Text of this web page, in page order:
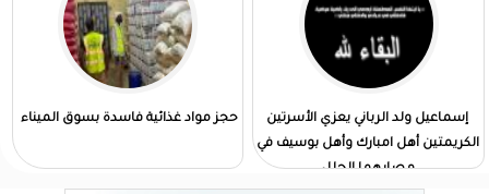
إسماعيل ولد الرباني يعزي الأسرتين
الكريمتين أهل امبارك وأهل بوسيف في
مصابهما الجلل
حجز مواد غذائية فاسدة بسوق الميناء